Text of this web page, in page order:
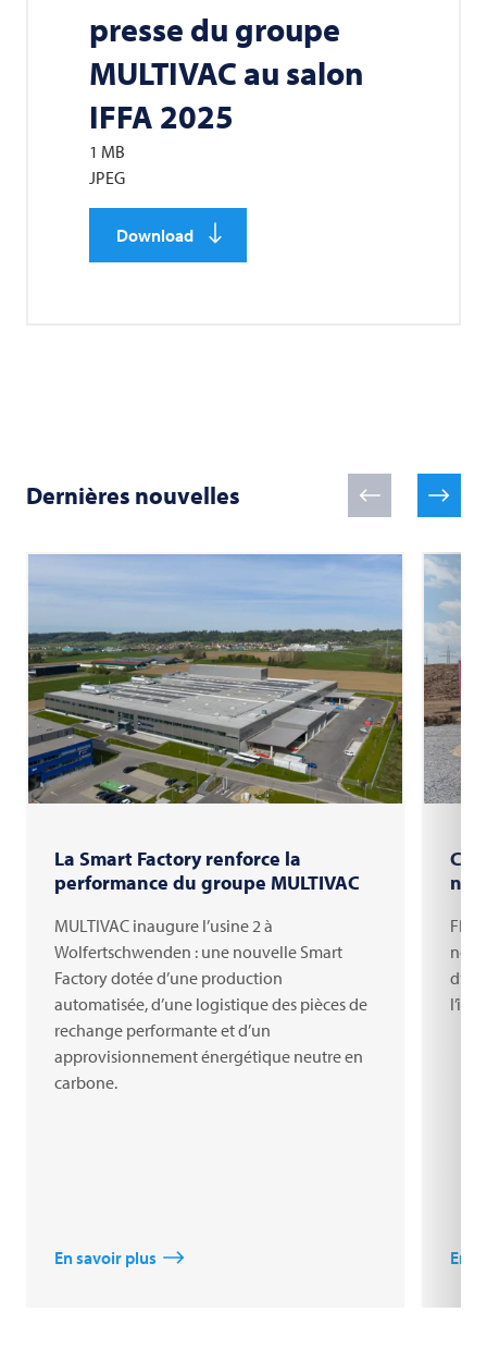
presse du groupe
MULTIVAC au salon
IFFA 2025
1 MB
JPEG
Download
Dernières nouvelles
La Smart Factory renforce la
performance du groupe MULTIVAC
MULTIVAC inaugure l’usine 2 à
Wolfertschwenden : une nouvelle Smart
Factory dotée d’une production
automatisée, d’une logistique des pièces de
rechange performante et d’un
approvisionnement énergétique neutre en
carbone.
En savoir plus En